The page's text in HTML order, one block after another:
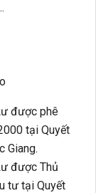
được phê
tại Quyết
Giang.
được Thủ
tư tại Quyết